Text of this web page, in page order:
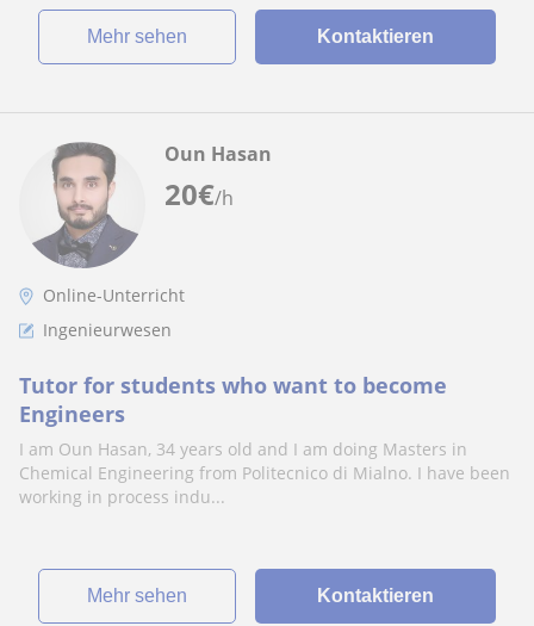
Mehr sehen Kontaktieren
20€/h
Oun Hasan
Online-Unterricht
Ingenieurwesen
Tutor for students who want to become
Engineers
I am Oun Hasan, 34 years old and I am doing Masters in
Chemical Engineering from Politecnico di Mialno. I have been
working in process indu...
Mehr sehen Kontaktieren